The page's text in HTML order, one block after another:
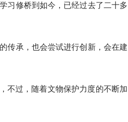
习修桥到如今，已经过去了二十多
传承，也会尝试进行创新，会在建
不过，随着文物保护力度的不断加